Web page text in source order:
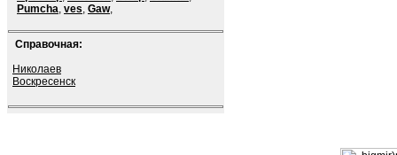
Pumcha, ves, Gaw,
Справочная:
Николаев
Воскресенск